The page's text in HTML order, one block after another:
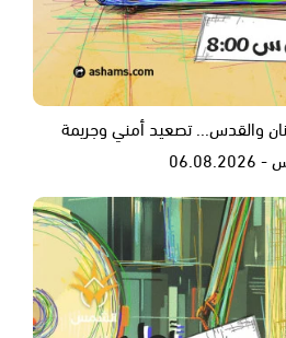
والقدس... تصعيد أمني وجريمة